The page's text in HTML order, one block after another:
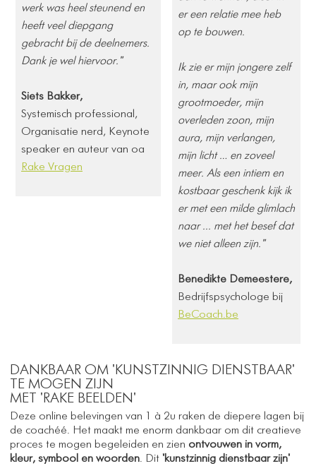
werk was heel steunend en
heeft veel diepgang
gebracht bij de deelnemers.
Dank je wel hiervoor."
Siets Bakker,
Systemisch professional,
Organisatie nerd, Keynote
speaker en auteur van oa
Rake Vragen
er een relatie mee heb
op te bouwen.
Ik zie er mijn jongere zelf
in, maar ook mijn
grootmoeder, mijn
overleden zoon, mijn
aura, mijn verlangen,
mijn licht … en zoveel
meer. Als een intiem en
kostbaar geschenk kijk ik
er met een milde glimlach
naar ... met het besef dat
we niet alleen zijn."
Benedikte Demeestere,
Bedrijfspsychologe bij
BeCoach.be
DANKBAAR OM 'KUNSTZINNIG DIENSTBAAR'
TE MOGEN ZIJN
MET 'RAKE BEELDEN'
Deze online belevingen van 1 à 2u raken de diepere lagen bij
de coachéé. Het maakt me enorm dankbaar om dit creatieve
proces te mogen begeleiden en zien ontvouwen in vorm,
kleur, symbool en woorden. Dit 'kunstzinnig dienstbaar zijn'